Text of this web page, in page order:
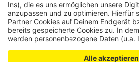
Anzeige
Anzeige